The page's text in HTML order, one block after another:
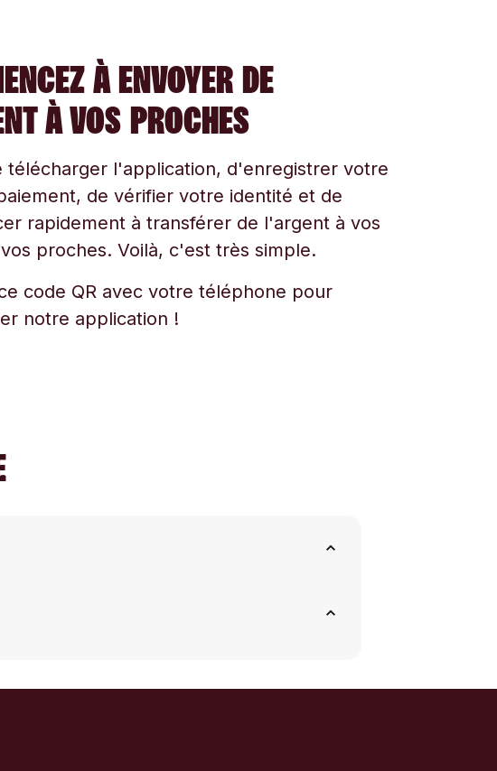
À ENVOYER DE
À VOS PROCHES
télécharger l'application, d'enregistrer votre
de vérifier votre identité et de
rapidement à transférer de l'argent à vos
proches. Voilà, c'est très simple.
code QR avec votre téléphone pour
notre application !